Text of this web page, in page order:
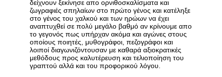
δείχνουν ξεκίνησε απο ορνιθοσκαλίσματα και
ζωγραφιές σπηλαίων στο πρώτο γένος και κατέληξε
στο γένος του χαλκού και των ηρώων να έχει
αναπτυχθεί σε πολύ μεγάλο βαθμό αν κρίνουμε απο
το γεγονός πως υπήρχαν ακόμα και αγώνες στους
οποίους ποιητές, μυθογράφοι, πεζογράφοι και
λοιποί διαγωνιζόντουσαν με καθαρά αξιοκρατικές
μεθόδους προς καλυτέρευση και τελιοποίηση του
γραπτού αλλά και του προφορικού λόγου.